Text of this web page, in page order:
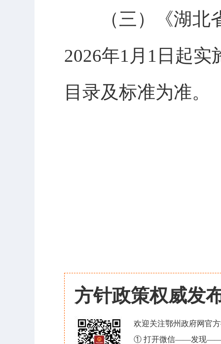
（三）《湖
2026年1月1日起
目录及标准为准。
方针政策权威发
欢迎关注鄂州政府网官
① 打开微信——发现——